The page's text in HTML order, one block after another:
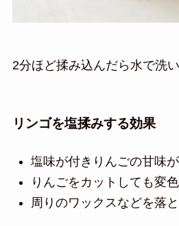
2分ほど揉み込んだら水で洗い
リンゴを塩揉みする効果
塩味が付きりんごの甘味
りんごをカットしても変
周りのワックスなどを落